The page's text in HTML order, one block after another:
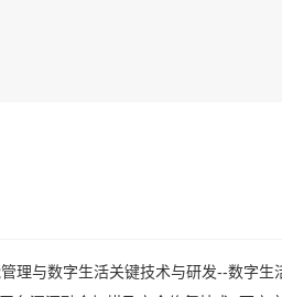
理与数字生活关键技术与研发--数字生